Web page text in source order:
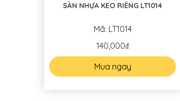
SÀN NHỰA KEO RIÊNG LT1014
Mã: LT1014
140,000₫
Mua ngay